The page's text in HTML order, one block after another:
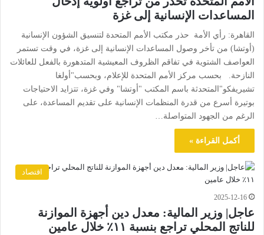
المساعدات الإنسانية إلى غزة
القاهرة: رأي الأمة حذر مكتب الأمم المتحدة لتنسيق الشؤون الإنسانية
(أوتشا) من تأخر وصول المساعدات الإنسانية إلى غزة، في وقت تستمر
العواصف الشتوية في تفاقم الظروف المعيشية المتدهورة بالفعل للعائلات
النازحة. بحسب مركز الأمم المتحدة للإعلام، وبحسب"أولغا
تشيريفكو"المتحدثة باسم المكتب "أوتشا" وفي غزة، تتزايد الاحتياجات
بوتيرة أسرع من قدرة المنظمات الإنسانية على تقديم المساعدة، على
الرغم من الجهود المتواصلة…
أكمل القراءة »
اقتصاد
2025-12-16
عاجل| وزير المالية: معدل دين أجهزة الموازنة
للناتج المحلي تراجع بنسبة ١١٪ خلال عامين